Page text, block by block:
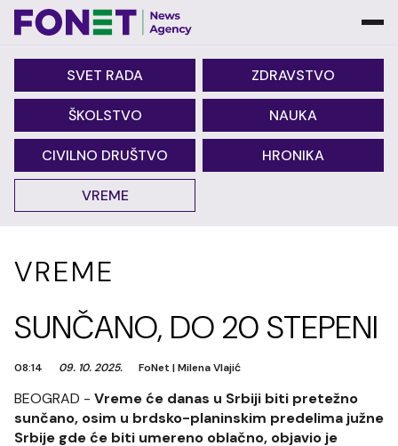
SVET RADA ZDRAVSTVO
ŠKOLSTVO NAUKA
CIVILNO DRUŠTVO HRONIKA
VREME
VREME
SUNČANO, DO 20 STEPENI
08:14 09. 10. 2025. FoNet |Milena Vlajić
BEOGRAD - Vreme će danas u Srbiji biti pretežno
sunčano, osim u brdsko-planinskim predelima južne
Srbije gde će biti umereno oblačno, objavio je